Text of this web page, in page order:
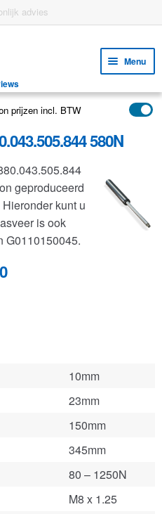
Menu
prijzen incl. BTW
580N
geproduceerd
kunt u
is ook
G0110150045.
10mm
23mm
150mm
345mm
80 – 1250N
M8 x 1.25